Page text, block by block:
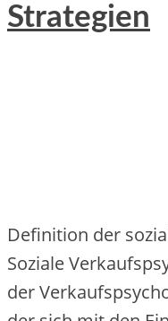
Strategien
Definition d‬er
Soziale
d‬er